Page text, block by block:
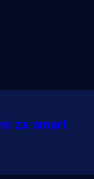
za smart